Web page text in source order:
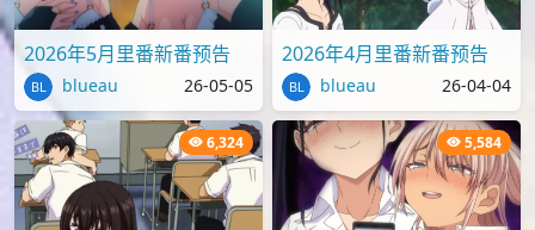
2026年5月里番新番预告
blueau 26-05-05
2026年4月里番新番预告
blueau 26-04-04
6,324 5,584